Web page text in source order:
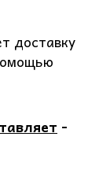
доставку
-